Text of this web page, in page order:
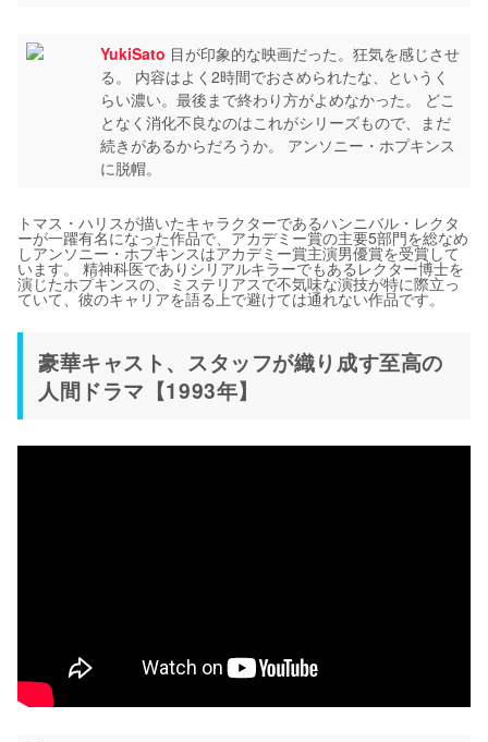
YukiSato 目が印象的な映画だった。狂気を感じさせ
る。 内容はよく2時間でおさめられたな、というく
らい濃い。最後まで終わり方がよめなかった。 どこ
となく消化不良なのはこれがシリーズもので、まだ
続きがあるからだろうか。 アンソニー・ホプキンス
に脱帽。
トマス・ハリスが描いたキャラクターであるハンニバル・レクタ
ーが一躍有名になった作品で、アカデミー賞の主要5部門を総なめ
しアンソニー・ホプキンスはアカデミー賞主演男優賞を受賞して
います。 精神科医でありシリアルキラーでもあるレクター博士を
演じたホプキンスの、ミステリアスで不気味な演技が特に際立っ
ていて、彼のキャリアを語る上で避けては通れない作品です。
豪華キャスト、スタッフが織り成す至高の
人間ドラマ【1993年】